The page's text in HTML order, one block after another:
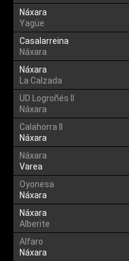
Náxara
Yagüe
Casalarreina
Náxara
Náxara
La Calzada
UD Logroñés II
Náxara
Calahorra II
Náxara
Náxara
Varea
Oyonesa
Náxara
Náxara
Alberite
Alfaro
Náxara